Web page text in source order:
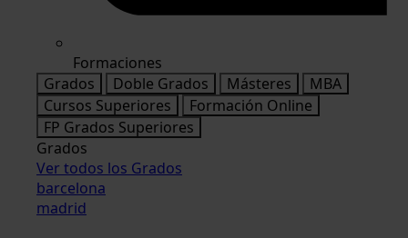
Formaciones
Grados
Doble Grados Másteres
MBA
Cursos Superiores
Formación Online
FP Grados Superiores
Grados
Ver todos los Grados
barcelona
madrid